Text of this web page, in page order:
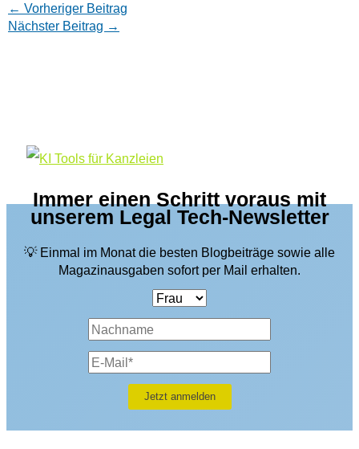
← Vorheriger Beitrag
Nächster Beitrag →
Immer einen Schritt voraus mit
unserem Legal Tech-Newsletter
💡 Einmal im Monat die besten Blogbeiträge sowie alle
Magazinausgaben sofort per Mail erhalten.